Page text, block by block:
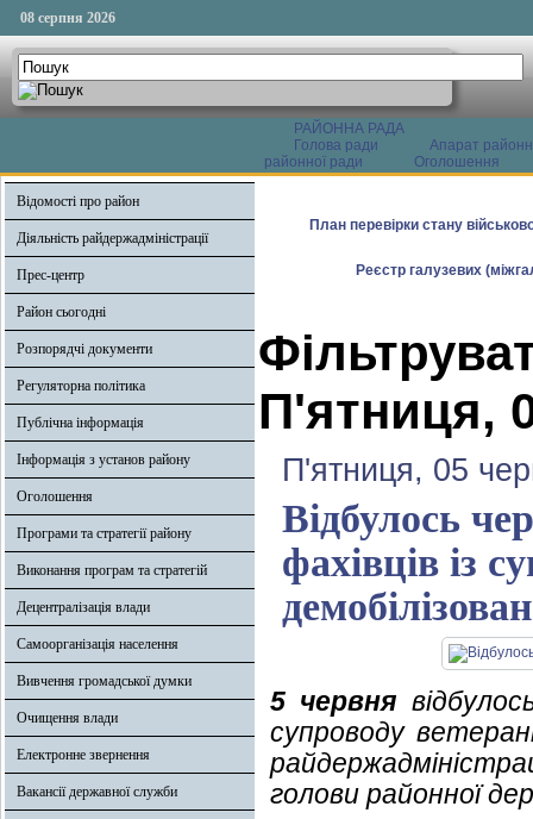
08 серпня 2026
РАЙОННА РАДА
Голова ради
Апарат
районної ради
Оголошення
Відомості про район
Діяльність райдержадміністрації
Прес-центр
Район сьогодні
Розпорядчі документи
Регуляторна політика
Публічна інформація
Інформація з установ району
Оголошення
Програми та стратегії району
Виконання програм та стратегій
Децентралізація влади
Самоорганізація населення
Вивчення громадської думки
Очищення влади
Електронне звернення
Вакансії державної служби
План перевірки стану
Реєстр галузевих
П'ятниця,
П'ятниця, 05
Відбулось
фахівців із
5 червня
супроводу
голови районної